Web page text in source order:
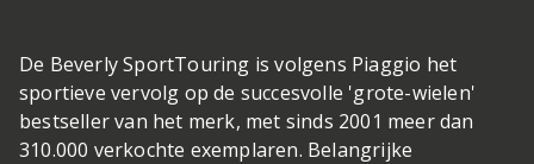
De Beverly SportTouring is volgens Piaggio het
sportieve vervolg op de succesvolle 'grote-wielen'
bestseller van het merk, met sinds 2001 meer dan
310.000 verkochte exemplaren. Belangrijke